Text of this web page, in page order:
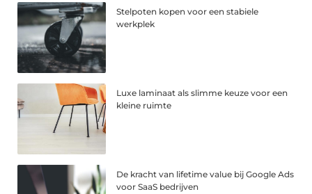
Stelpoten kopen voor een stabiele
werkplek
Luxe laminaat als slimme keuze voor een
kleine ruimte
De kracht van lifetime value bij Google Ads
voor SaaS bedrijven